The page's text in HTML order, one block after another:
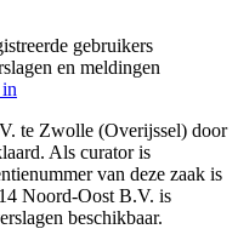
gebruikers
en meldingen
te Zwolle (Overijssel) door
Als curator is
van deze zaak is
Noord-Oost B.V. is
beschikbaar.